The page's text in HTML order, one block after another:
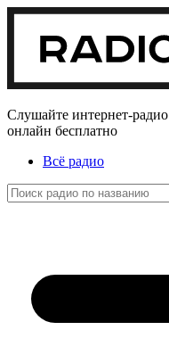
Слушайте интернет-радио
онлайн бесплатно
Всё радио